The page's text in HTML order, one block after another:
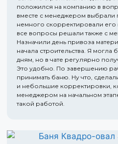
положился на компанию в
вместе с менеджером выбрали
немного скорректировали
все вопросы решали также с
Назначили день привоза
начала строительства. Я могла
дням, но в чате регулярно
Это удобно. По завершению
принимать баню. Ну что,
и небольшие корректировки,
менеджером на начальном
такой работой.